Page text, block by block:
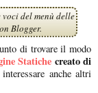
del menù delle
Blogger.
di trovare il modo
Statiche creato di
anche altri